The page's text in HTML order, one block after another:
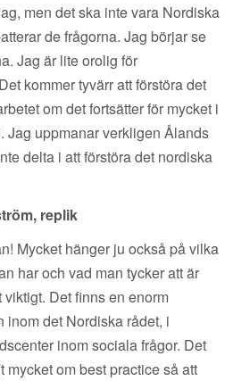
men det ska inte vara Nordiska
de frågorna. Jag börjar se
Jag är lite orolig för
kommer tyvärr att förstöra det
om det fortsätter för mycket i
Jag uppmanar verkligen Ålands
delta i att förstöra det nordiska
replik
Mycket hänger ju också på vilka
har och vad man tycker att är
Det finns en enorm
inom det Nordiska rådet, i
inom sociala frågor. Det
mycket om best practice så att